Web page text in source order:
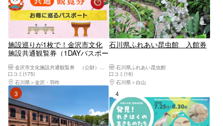
施設巡りが1枚で！金沢市文化
施設共通観覧券（1DAYパスポー
金沢市文化施設共通観覧券 （公財）金沢文化振興財団
口コミ(175)
石川県
金沢・羽咋
石川県ふれあい昆虫館 入館券
石川県ふれあい昆虫館
口コミ(16)
石川県
白山